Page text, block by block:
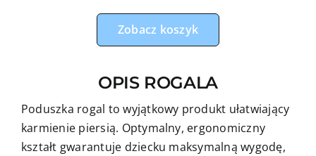
przygoda
z
błękitnym
minky
Zobacz koszyk
OPIS ROGALA
Poduszka rogal to wyjątkowy produkt ułatwiający
karmienie piersią. Optymalny, ergonomiczny
kształt gwarantuje dziecku maksymalną wygodę,